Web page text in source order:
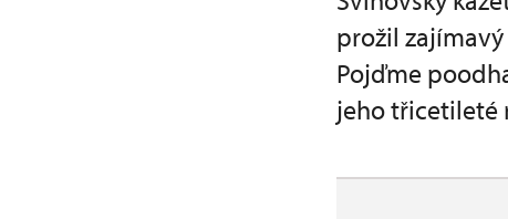
prožil
Pojďme
jeho třicetileté